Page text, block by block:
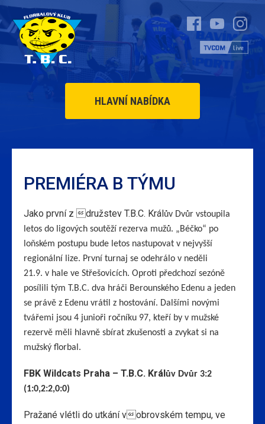
HLAVNÍ NABÍDKA
PREMIÉRA B TÝMU
Jako první z družstev T.B.C. Králův Dvůr vstoupila
letos do ligových soutěží rezerva mužů. „Béčko“ po
loňském postupu bude letos nastupovat v nejvyšší
regionální lize. První turnaj se odehrálo v neděli
21.9. v hale ve Střešovicích. Oproti předchozí sezóně
posílili tým T.B.C. dva hráči Berounského Edenu a jeden
se právě z Edenu vrátil z hostování. Dalšími novými
tvářemi jsou 4 junioři ročníku 97, kteří by v mužské
rezervě měli hlavně sbírat zkušenosti a zvykat si na
mužský florbal.
FBK Wildcats Praha – T.B.C. Králův Dvůr 3:2
(1:0,2:2,0:0)
Pražané vlétli do utkání vobrovském tempu, ve